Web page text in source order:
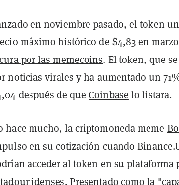
en noviembre pasado, el token
máximo histórico de $4,83 en
por las memecoins. El token, que
noticias virales y ha aumentado un
después de que Coinbase lo listara.
hace mucho, la criptomoneda meme
en su cotización cuando
acceder al token en su plataforma
Presentado como la